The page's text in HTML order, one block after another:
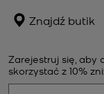
Znajdź butik
Zarejestruj się, aby
skorzystać z 10%